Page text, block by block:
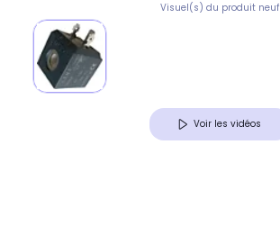
Visuel(s) du produit neuf
Voir les vidéos